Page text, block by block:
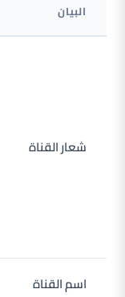
البيان
شعار القناة
اسم القناة